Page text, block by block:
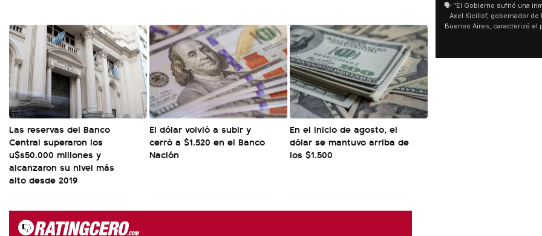
Las reservas del Banco
Central superaron los
u$s50.000 millones y
alcanzaron su nivel más
alto desde 2019
El dólar volvió a subir y
cerró a $1.520 en el Banco
Nación
En el inicio de agosto, el
dólar se mantuvo arriba de
los $1.500
Buenos Aires, caracterizó el proyecto de Ley
de Inviolabilidad de la Propiedad Privada
como "una lista sábana con temas nefastos"
y destacó "la movilización popular". 📌 La
declaración fue desde el santuario de San
Cayetano, donde también advirtió que "la
sociedad no solo sufre porque no llega sino
que también está endeudada".
San Cayetano: Jorge
miles de peregrinos en
de Buenos Aires
agua y soportó las
últimos días: "Son